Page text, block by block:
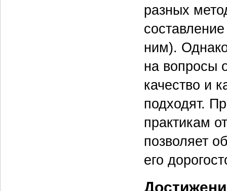
разных
ним).
на вопросы
качество и
подходят.
практикам
позволяет
его